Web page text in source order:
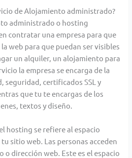
de Alojamiento administrado?
administrado o hosting
contratar una empresa para que
web para que puedan ser visibles
un alquiler, un alojamiento para
la empresa se encarga de la
seguridad, certificados SSL y
que tu te encargas de los
textos y diseño.
hosting se refiere al espacio
sitio web. Las personas acceden
o dirección web. Este es el espacio